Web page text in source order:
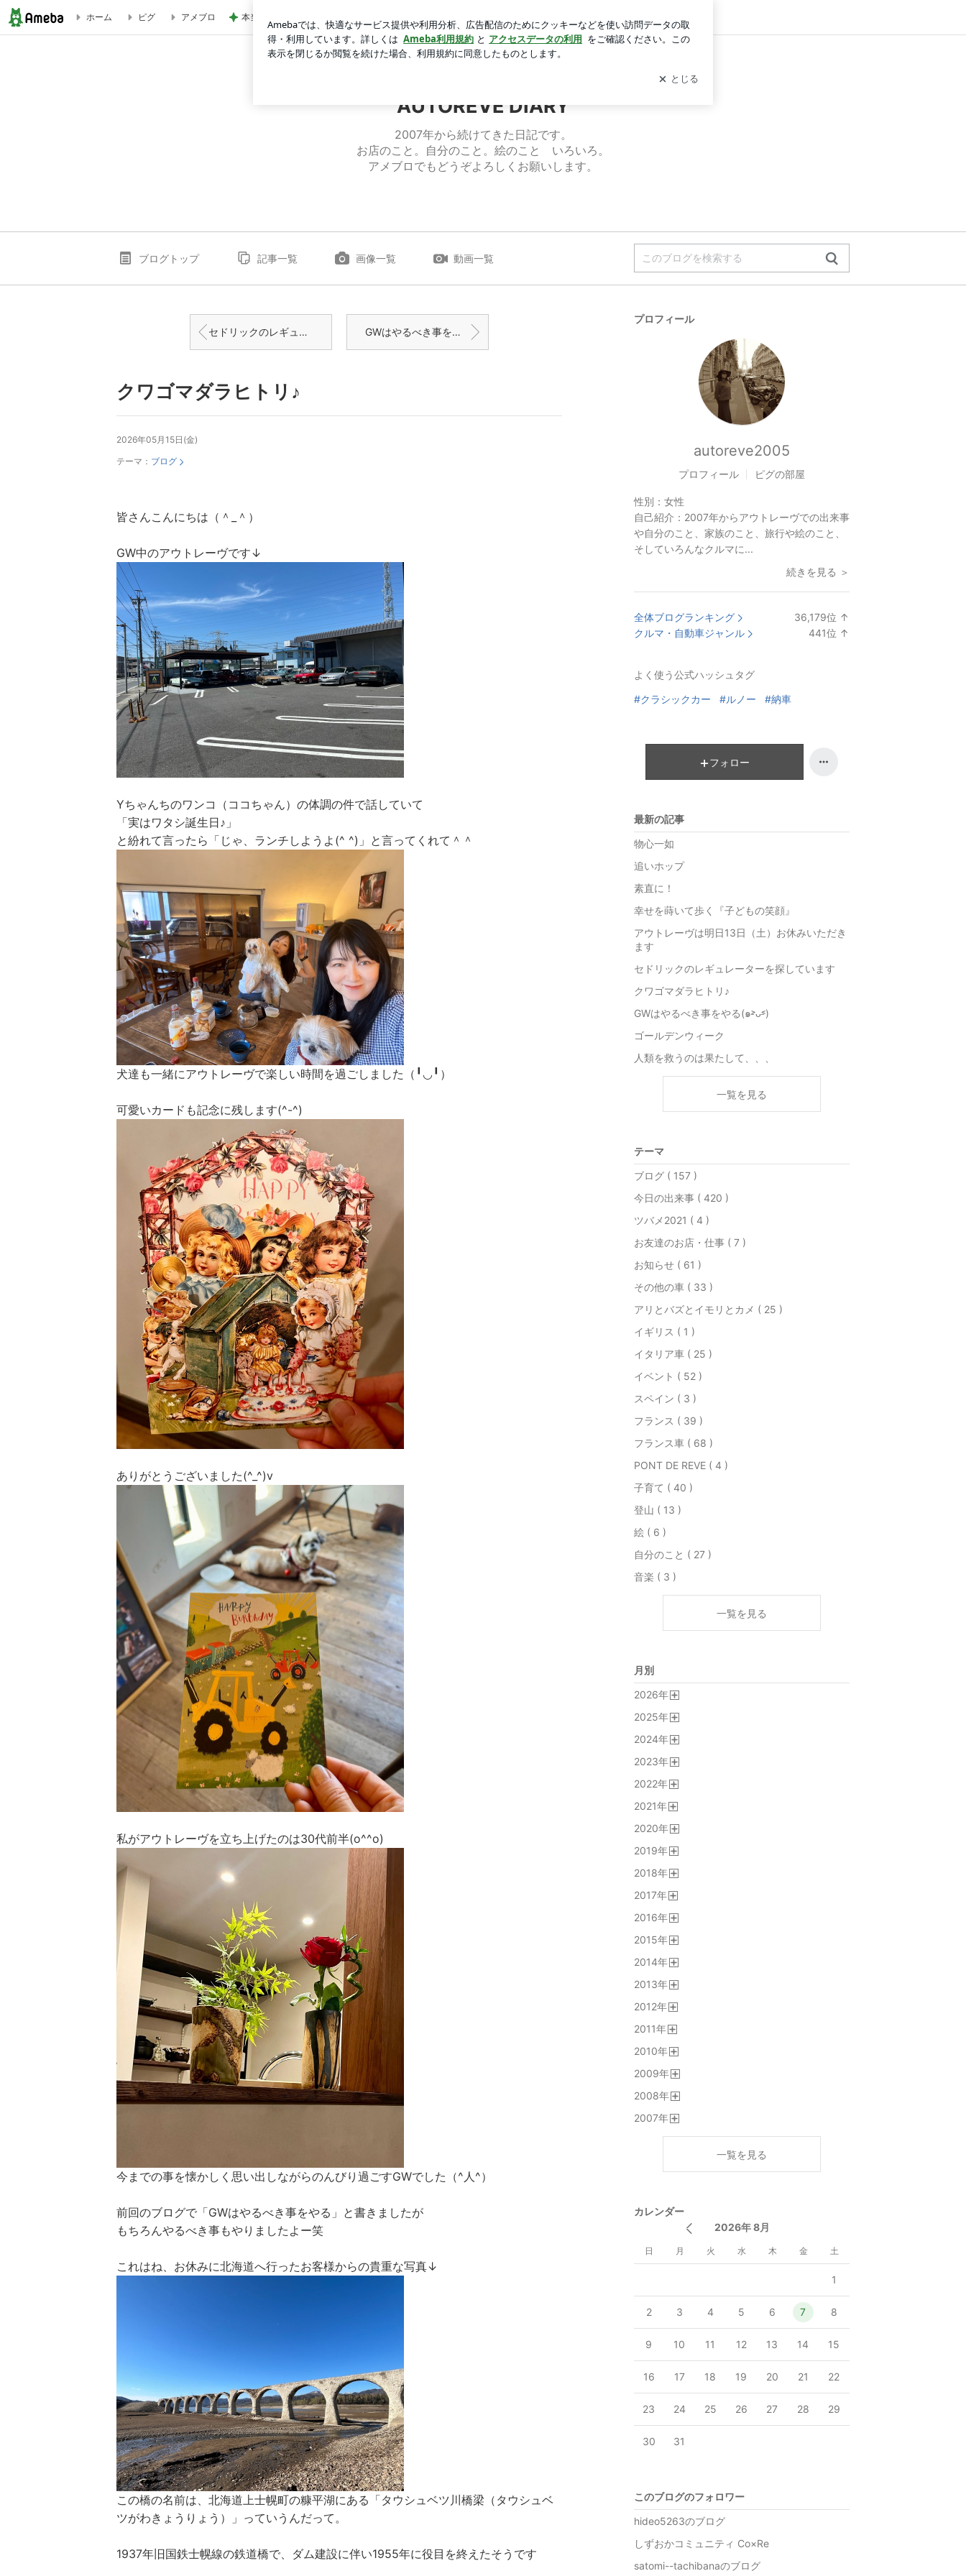
ホーム ピグ アメブロ 本当に髪が綺麗になったヘアマスク ログイン
AUTOREVE DIARY
2007年から続けてきた日記です。
お店のこと。自分のこと。絵のこと いろいろ。
アメブロでもどうぞよろしくお願いします。
ブログトップ 記事一覧 画像一覧 動画一覧
セドリックのレギュレーターを探しています GWはやるべき事をやる(๑˃̵ᴗ˂̵)
クワゴマダラヒトリ♪
2026年05月15日(金)
テーマ： ブログ
皆さんこんにちは（＾_＾）
GW中のアウトレーヴです↓
Yちゃんちのワンコ（ココちゃん）の体調の件で話していて
「実はワタシ誕生日♪」
と紛れて言ったら「じゃ、ランチしようよ(^ ^)」と言ってくれて＾＾
犬達も一緒にアウトレーヴで楽しい時間を過ごしました（╹◡╹）
可愛いカードも記念に残します(^-^)
ありがとうございました(^_^)v
私がアウトレーヴを立ち上げたのは30代前半(o^^o)
今までの事を懐かしく思い出しながらのんびり過ごすGWでした（^人^）
前回のブログで「GWはやるべき事をやる」と書きましたが
もちろんやるべき事もやりましたよー笑
これはね、お休みに北海道へ行ったお客様からの貴重な写真↓
この橋の名前は、北海道上士幌町の糠平湖にある「タウシュベツ川橋梁（タウシュベ
ツがわきょうりょう）」っていうんだって。
1937年旧国鉄士幌線の鉄道橋で、ダム建設に伴い1955年に役目を終えたそうです
プロフィール
autoreve2005
プロフィール ピグの部屋
性別： 女性
自己紹介： 2007年からアウトレーヴでの出来事
や自分のこと、家族のこと、旅行や絵のこと、
そしていろんなクルマに...
続きを見る ＞
全体ブログランキング 36,179位 ↑
クルマ・自動車ジャンル 441位 ↑
よく使う公式ハッシュタグ
#クラシックカー #ルノー #納車
フォロー
最新の記事
物心一如
追いホップ
素直に！
幸せを蒔いて歩く『子どもの笑顔』
アウトレーヴは明日13日（土）お休みいただき
ます
セドリックのレギュレーターを探しています
クワゴマダラヒトリ♪
GWはやるべき事をやる(๑˃̵ᴗ˂̵)
ゴールデンウィーク
人類を救うのは果たして、、、
一覧を見る
テーマ
ブログ ( 157 )
今日の出来事 ( 420 )
ツバメ2021 ( 4 )
お友達のお店・仕事 ( 7 )
お知らせ ( 61 )
その他の車 ( 33 )
アリとバズとイモリとカメ ( 25 )
イギリス ( 1 )
イタリア車 ( 25 )
イベント ( 52 )
スペイン ( 3 )
フランス ( 39 )
フランス車 ( 68 )
PONT DE REVE ( 4 )
子育て ( 40 )
登山 ( 13 )
絵 ( 6 )
自分のこと ( 27 )
音楽 ( 3 )
一覧を見る
月別
2026年
2025年
2024年
2023年
2022年
2021年
2020年
2019年
2018年
2017年
2016年
2015年
2014年
2013年
2012年
2011年
2010年
2009年
2008年
2007年
一覧を見る
カレンダー
2026年 8月
日 月 火 水 木 金 土
1
2 3 4 5 6 7 8
9 10 11 12 13 14 15
16 17 18 19 20 21 22
23 24 25 26 27 28 29
30 31
このブログのフォロワー
hideo5263のブログ
しずおかコミュニティ Co×Re
satomi--tachibanaのブログ